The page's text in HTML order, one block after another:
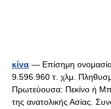
κίνα — Επίσημη
9.596.960 τ. χλμ.
Πρωτεύουσα: Πεκίνο ή
της ανατολικής Ασίας.